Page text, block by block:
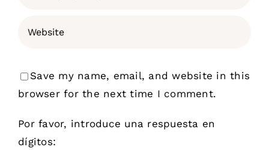
Save my name, email, and website in this
browser for the next time I comment.
Por favor, introduce una respuesta en
dígitos: